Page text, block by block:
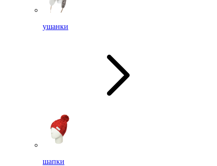
ушанки
шапки